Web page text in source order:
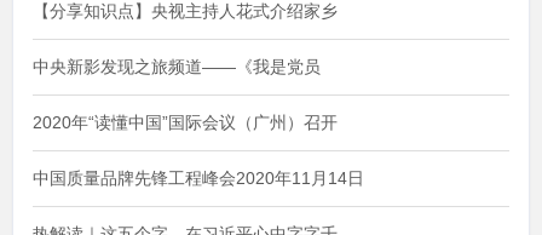
【分享知识点】央视主持人花式介绍家乡
中央新影发现之旅频道——《我是党员
2020年“读懂中国”国际会议（广州）召开
中国质量品牌先锋工程峰会2020年11月14日